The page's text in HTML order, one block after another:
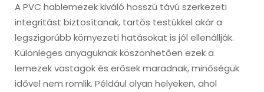
A PVC hablemezek kiváló hosszú távú szerkezeti
integritást biztosítanak, tartós testükkel akár a
legszigorúbb környezeti hatásokat is jól ellenállják.
Különleges anyaguknak köszönhetően ezek a
lemezek vastagok és erősek maradnak, minőségük
idővel nem romlik. Például olyan helyeken, ahol